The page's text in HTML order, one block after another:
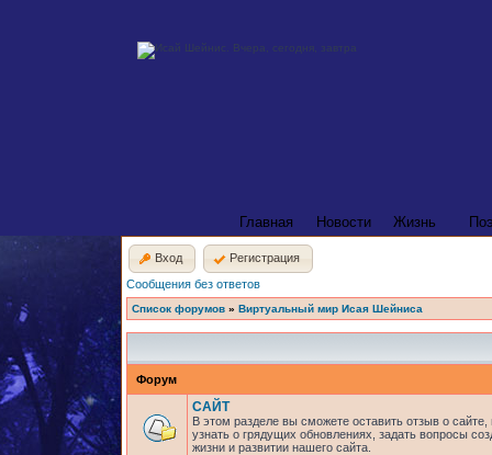
Главная Новости Жизнь
Вход
Регистрация
Сообщения без ответов
Список форумов » Виртуальный мир Исая Шейниса
Форум
САЙТ
В этом разделе вы сможете оставить отзыв о
узнать о грядущих обновлениях, задать вопросы
жизни и развитии нашего сайта.